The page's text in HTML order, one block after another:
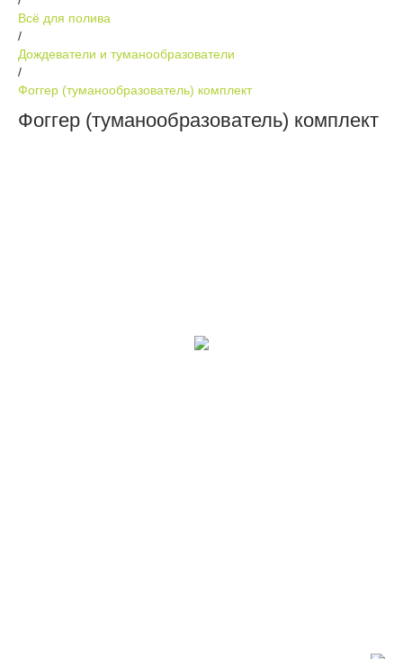
Всё для полива
/
Дождеватели и туманообразователи
/
Фоггер (туманообразователь) комплект
Фоггер (туманообразователь) комплект